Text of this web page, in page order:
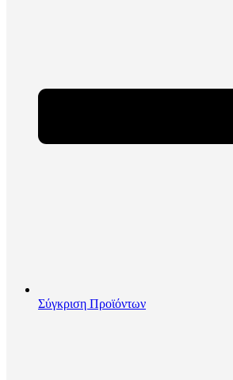
Σύγκριση Προϊόντων